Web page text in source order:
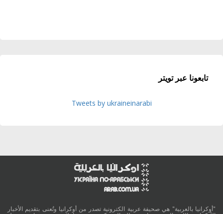
تابعونا عبر تويتر
Tweets by ukraineinarabi
"أوكرانيا بالعربية" هي صحيفة عربية الكترونية تصدر من أوكرانيا وتُعنى بتقديم الأخبار